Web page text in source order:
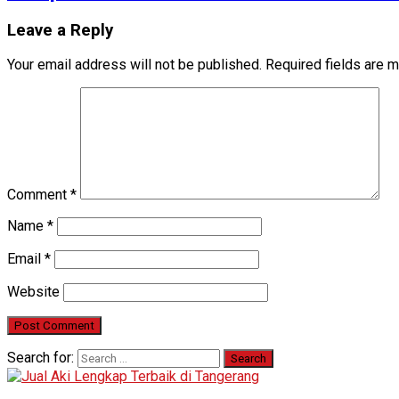
Leave a Reply
Your email address will not be published. Required fields are
Comment *
Name *
Email *
Website
Search for: